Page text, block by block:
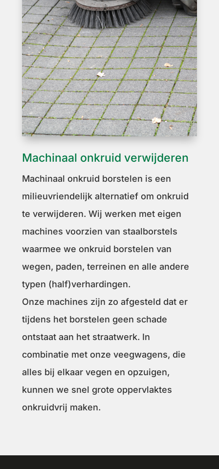
Machinaal onkruid verwijderen
Machinaal onkruid borstelen is een
milieuvriendelijk alternatief om onkruid
te verwijderen. Wij werken met eigen
machines voorzien van staalborstels
waarmee we onkruid borstelen van
wegen, paden, terreinen en alle andere
typen (half)verhardingen.
Onze machines zijn zo afgesteld dat er
tijdens het borstelen geen schade
ontstaat aan het straatwerk. In
combinatie met onze veegwagens, die
alles bij elkaar vegen en opzuigen,
kunnen we snel grote oppervlaktes
onkruidvrij maken.